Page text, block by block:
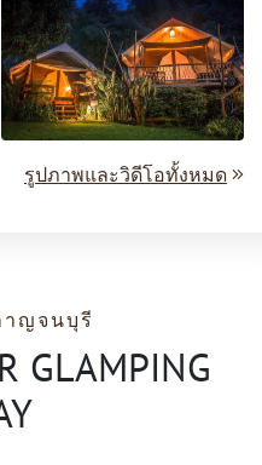
รูปภาพและวิดีโอทั้งหมด
ญจนบุรี
GLAMPING